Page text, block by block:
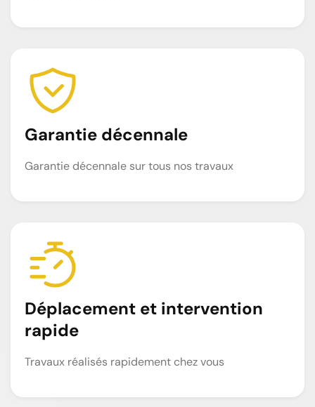
Garantie décennale
Garantie décennale sur tous nos travaux
Déplacement et intervention
rapide
Travaux réalisés rapidement chez vous